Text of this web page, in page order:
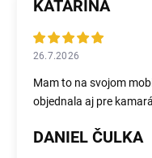
KATARINA
26.7.2026
Mam to na svojom
objednala aj pre
DANIEL ČULKA